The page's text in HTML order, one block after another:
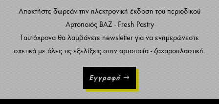
Αποκτήστε δωρεάν την ηλεκτρονική έκδοση του περιοδικού
Αρτοποιός ΒΑΖ - Fresh Pastry
Ταυτόχρονα θα λαμβάνετε newsletter για να ενημερώνεστε
σχετικά με όλες τις εξελίξεις στην αρτοποιία - ζαχαροπλαστική.
Εγγραφή